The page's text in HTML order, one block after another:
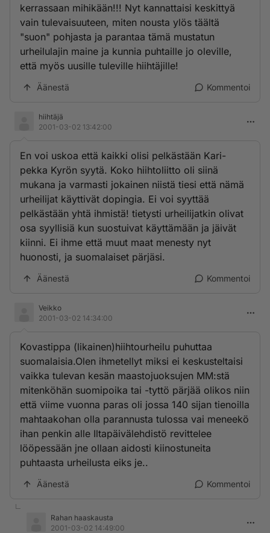
kerrassaan mihikään!!! Nyt kannattaisi keskittyä
vain tulevaisuuteen, miten nousta ylös täältä
"suon" pohjasta ja parantaa tämä mustatun
urheilulajin maine ja kunnia puhtaille jo oleville,
että myös uusille tuleville hiihtäjille!
Äänestä Kommentoi
hiihtäjä
2001-03-02 13:42:00
En voi uskoa että kaikki olisi pelkästään Kari-
pekka Kyrön syytä. Koko hiihtoliitto oli siinä
mukana ja varmasti jokainen niistä tiesi että nämä
urheilijat käyttivät dopingia. Ei voi syyttää
pelkästään yhtä ihmistä! tietysti urheilijatkin olivat
osa syyllisiä kun suostuivat käyttämään ja jäivät
kiinni. Ei ihme että muut maat menesty nyt
huonosti, ja suomalaiset pärjäsi.
Äänestä Kommentoi
Veikko
2001-03-02 14:34:00
Kovastippa (likainen)hiihtourheilu puhuttaa
suomalaisia.Olen ihmetellyt miksi ei keskusteltaisi
vaikka tulevan kesän maastojuoksujen MM:stä
mitenköhän suomipoika tai -tyttö pärjää olikos niin
että viime vuonna paras oli jossa 140 sijan tienoilla
mahtaakohan olla parannusta tulossa vai meneekö
ihan penkin alle Iltapäivälehdistö revittelee
lööpessään jne ollaan aidosti kiinostuneita
puhtaasta urheilusta eiks je..
Äänestä Kommentoi
Rahan haaskausta
2001-03-02 14:49:00